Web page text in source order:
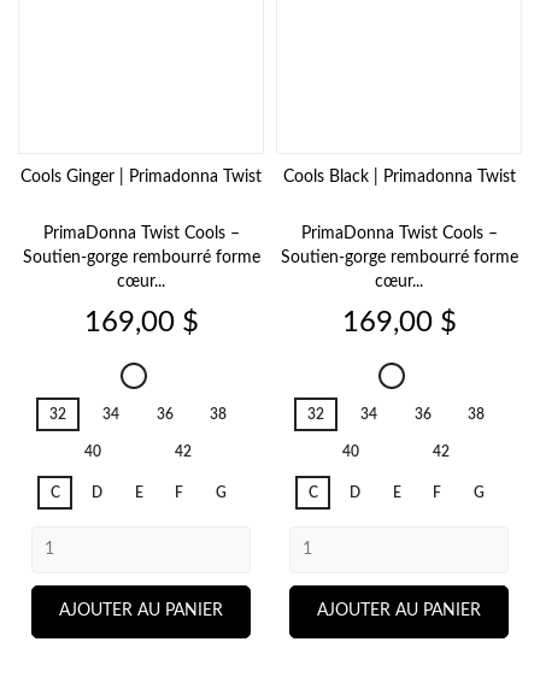
Cools Ginger | Primadonna Twist
PrimaDonna Twist Cools –
Soutien-gorge rembourré forme
cœur...
Prix
169,00 $
Cools
32
34 36 38
40 42
C D E F G
AJOUTER AU PANIER
Cools Black | Primadonna Twist
PrimaDonna Twist Cools –
Soutien-gorge rembourré forme
cœur...
Prix
169,00 $
Cools
32
34 36 38
40 42
C D E F G
AJOUTER AU PANIER